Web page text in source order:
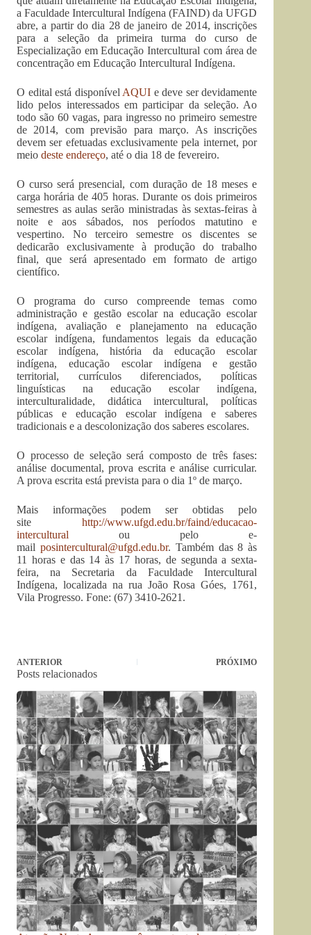
a Faculdade Intercultural Indígena (FAIND) da UFGD
abre, a partir do dia 28 de janeiro de 2014, inscrições
para a seleção da primeira turma do curso de
Especialização em Educação Intercultural com área de
concentração em Educação Intercultural Indígena.
O edital está disponível AQUI e deve ser devidamente
lido pelos interessados em participar da seleção. Ao
todo são 60 vagas, para ingresso no primeiro semestre
de 2014, com previsão para março. As inscrições
devem ser efetuadas exclusivamente pela internet, por
meio deste endereço, até o dia 18 de fevereiro.
O curso será presencial, com duração de 18 meses e
carga horária de 405 horas. Durante os dois primeiros
semestres as aulas serão ministradas às sextas-feiras à
noite e aos sábados, nos períodos matutino e
vespertino. No terceiro semestre os discentes se
dedicarão exclusivamente à produção do trabalho
final, que será apresentado em formato de artigo
científico.
O programa do curso compreende temas como
administração e gestão escolar na educação escolar
indígena, avaliação e planejamento na educação
escolar indígena, fundamentos legais da educação
escolar indígena, história da educação escolar
indígena, educação escolar indígena e gestão
territorial, currículos diferenciados, políticas
linguísticas na educação escolar indígena,
interculturalidade, didática intercultural, políticas
públicas e educação escolar indígena e saberes
tradicionais e a descolonização dos saberes escolares.
O processo de seleção será composto de três fases:
análise documental, prova escrita e análise curricular.
A prova escrita está prevista para o dia 1º de março.
Mais informações podem ser obtidas pelo
sitehttp://www.ufgd.edu.br/faind/educacao-
intercultural ou pelo e-
mail posintercultural@ufgd.edu.br. Também das 8 às
11 horas e das 14 às 17 horas, de segunda a sexta-
feira, na Secretaria da Faculdade Intercultural
Indígena, localizada na rua João Rosa Góes, 1761,
Vila Progresso. Fone: (67) 3410-2621.
ANTERIOR PRÓXIMO
Posts relacionados